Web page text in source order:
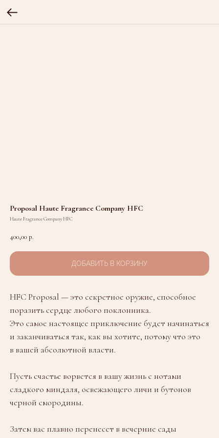
Proposal Haute Fragrance Company HFC
Haute Fragrance Company HFC
400,00 р.
ДОБАВИТЬ В КОРЗИНУ
HFC Proposal — это секретное оружие, способное
поразить сердце любого поклонника.
Это самое настоящее приключение будет начинаться
и заканчиваться так, как вы хотите, потому что это
в вашей абсолютной власти.
Пусть счастье ворвется в вашу жизнь с нотами
сладкого миндаля, освежающего личи и бутонов
черной смородины.
Затем вас плавно перенесет в вечерние сады